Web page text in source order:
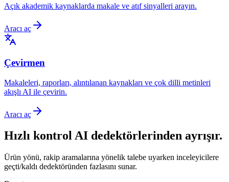
Açık akademik kaynaklarda makale ve atıf sinyalleri arayın.
Aracı aç
Çevirmen
Makaleleri, raporları, alıntılanan kaynakları ve çok dilli metinleri
akışlı AI ile çevirin.
Aracı aç
Hızlı kontrol AI dedektörlerinden ayrışır.
Ürün yönü, rakip aramalarına yönelik talebe uyarken inceleyicilere
geçti/kaldı dedektöründen fazlasını sunar.